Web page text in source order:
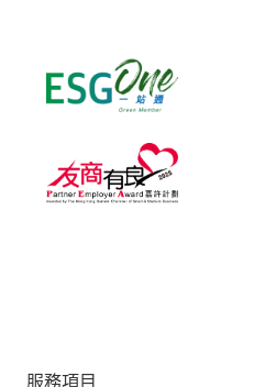
服務項目